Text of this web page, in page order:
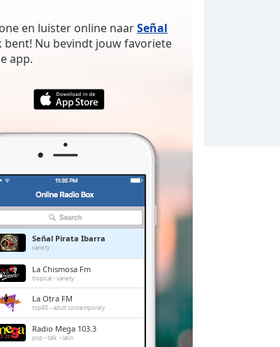
en luister online naarSeñal
bent! Nu bevindt jouw favoriete
app.
Señal Pirata Ibarra
variety
La Chismosa Fm
tropical variety
La Otra FM
top40 adult contemporary
Radio Mega 103.3
pop talk latin